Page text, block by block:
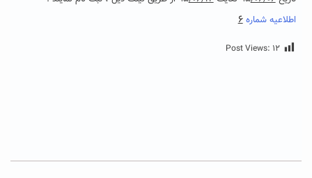
اطلاعیه شماره۶
Post Views: ۱۲